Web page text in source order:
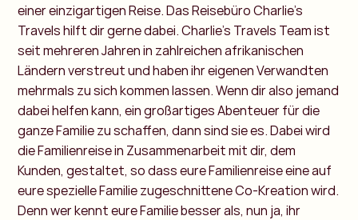
einer einzigartigen Reise. Das Reisebüro Charlie's
Travels hilft dir gerne dabei. Charlie's Travels Team ist
seit mehreren Jahren in zahlreichen afrikanischen
Ländern verstreut und haben ihr eigenen Verwandten
mehrmals zu sich kommen lassen. Wenn dir also jemand
dabei helfen kann, ein großartiges Abenteuer für die
ganze Familie zu schaffen, dann sind sie es. Dabei wird
die Familienreise in Zusammenarbeit mit dir, dem
Kunden, gestaltet, so dass eure Familienreise eine auf
eure spezielle Familie zugeschnittene Co-Kreation wird.
Denn wer kennt eure Familie besser als, nun ja, ihr